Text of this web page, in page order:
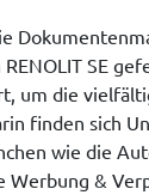
SE
um die
finden sich
wie die
Werbung &